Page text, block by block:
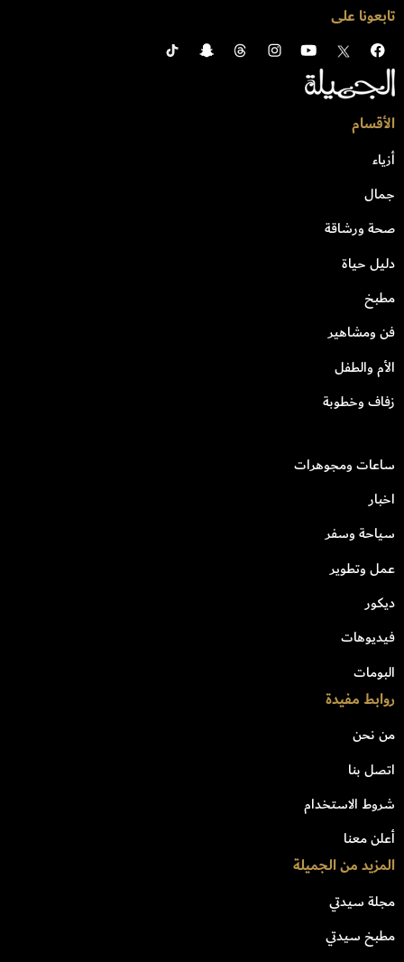
تابعونا على
الأقسام
أزياء
جمال
صحة ورشاقة
دليل حياة
مطبخ
فن ومشاهير
الأم والطفل
زفاف وخطوبة
ساعات ومجوهرات
اخبار
سياحة وسفر
عمل وتطوير
ديكور
فيديوهات
البومات
روابط مفيدة
من نحن
اتصل بنا
شروط الاستخدام
أعلن معنا
المزيد من الجميلة
مجلة سيدتي
مطبخ سيدتي